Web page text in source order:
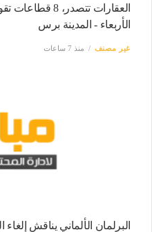
العقارات
الأربعاء - المدينة برس
غير مصنف منذ 7 ساعات
البرلمان الألماني يناقش